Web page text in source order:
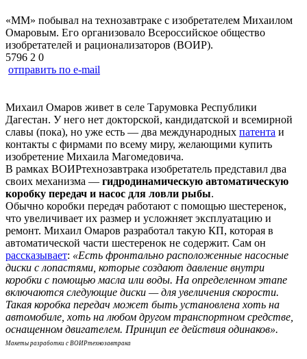
«ММ» побывал на технозавтраке с изобретателем Михаилом
Омаровым. Его организовало Всероссийское общество
изобретателей и рационализаторов (ВОИР).
5796 2 0
отправить по e-mail
Михаил Омаров живет в селе Тарумовка Республики
Дагестан. У него нет докторской, кандидатской и всемирной
славы (пока), но уже есть — два международных патента и
контакты с фирмами по всему миру, желающими купить
изобретение Михаила Магомедовича.
В рамках ВОИРтехнозавтрака изобретатель представил два
своих механизма — гидродинамическую автоматическую
коробку передач и насос для ловли рыбы.
Обычно коробки передач работают с помощью шестеренок,
что увеличивает их размер и усложняет эксплуатацию и
ремонт. Михаил Омаров разработал такую КП, которая в
автоматической части шестеренок не содержит. Сам он
рассказывает: «Есть фронтально расположенные насосные
диски с лопастями, которые создают давление внутри
коробки с помощью масла или воды. На определенном этапе
включаются следующие диски — для увеличения скорости.
Такая коробка передач может быть установлена хоть на
автомобиле, хоть на любом другом транспортном средстве,
оснащенном двигателем. Принцип ее действия одинаков».
Макеты разработки с ВОИРтехнозавтрака